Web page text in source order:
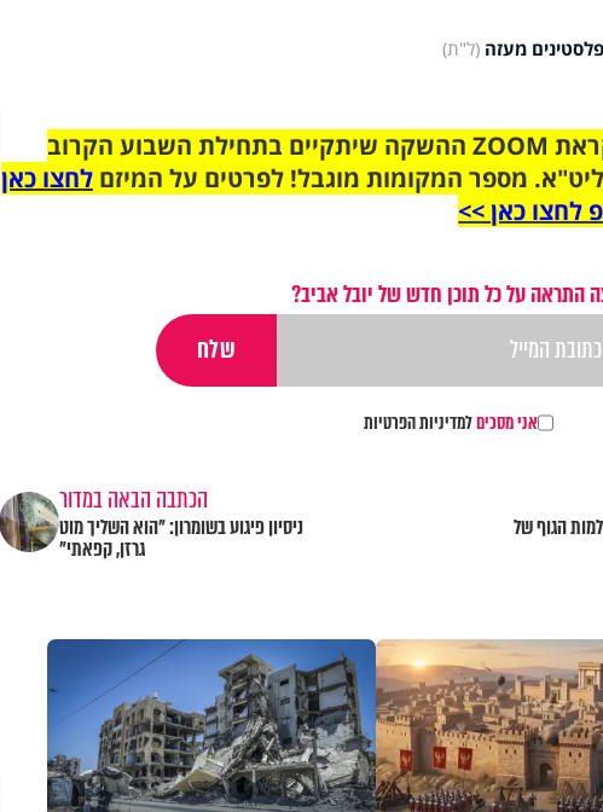
מעזה (ל"ת)
הצטרפו לקבוצת הוואטסאפ לקראת ZOOM ההשקה שיתקיים בתחילת השבוע הקרוב
מספר המקומות מוגבל! לפרטים על המיזם לחצו כאן
לחצו כאן >>
התראה על כל תוכן חדש של יובל אביב?
אני מסכיםלמדיניות הפרטיות
הגוף של
הכתבה הבאה במדור
ניסיון פיגוע בשומרון: "הוא השליך מוט
גרזן, קפאתי"